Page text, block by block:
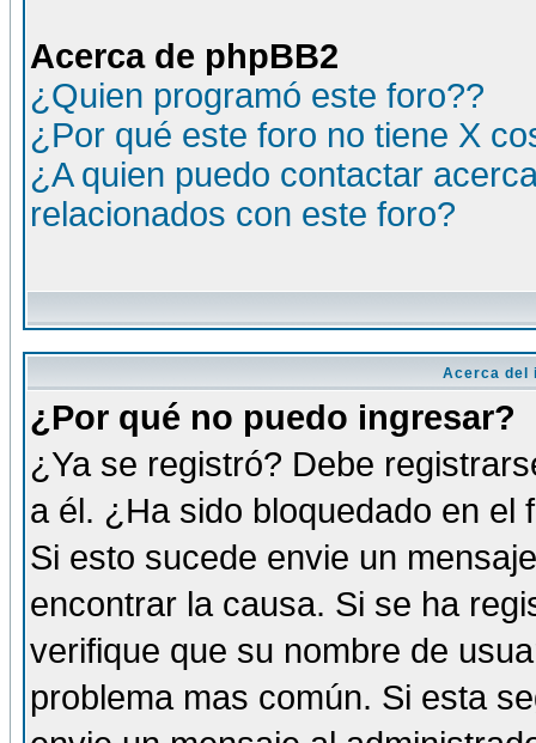
Acerca de phpBB2
¿Quien programó este foro??
¿Por qué este foro no tiene X
¿A quien puedo contactar
relacionados con este foro?
Acerca del
¿Por qué no puedo ingresar?
¿Ya se registró? Debe
a él. ¿Ha sido bloquedado en
Si esto sucede envie un
encontrar la causa. Si se ha
verifique que su nombre de
problema mas común. Si esta